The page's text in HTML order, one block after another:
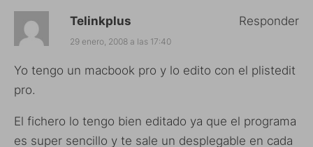
Telinkplus
29 enero, 2008 a las 17:40
Yo tengo un macbook pro y lo edito con el plistedit
pro.
El fichero lo tengo bien editado ya que el programa
es super sencillo y te sale un desplegable en cada
Responder